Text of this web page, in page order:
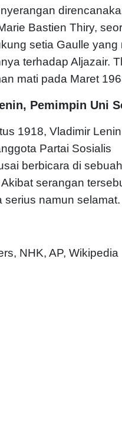
Bastien Thiry,
setia Gaulle yang
terhadap Aljazair.
mati pada Maret
Pemimpin Uni
1918, Vladimir
Partai Sosialis
berbicara di
serangan
serius namun selamat.
NHK, AP, Wikipedia